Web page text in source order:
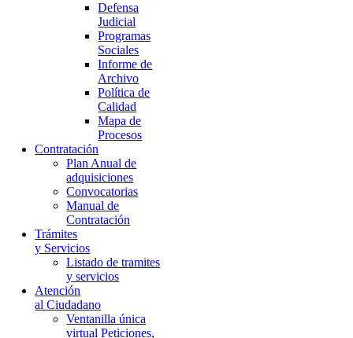
Defensa
Judicial
Programas
Sociales
Informe de
Archivo
Política de
Calidad
Mapa de
Procesos
Contratación
Plan Anual de
adquisiciones
Convocatorias
Manual de
Contratación
Trámites
y Servicios
Listado de tramites
y servicios
Atención
al Ciudadano
Ventanilla única
virtual Peticiones,